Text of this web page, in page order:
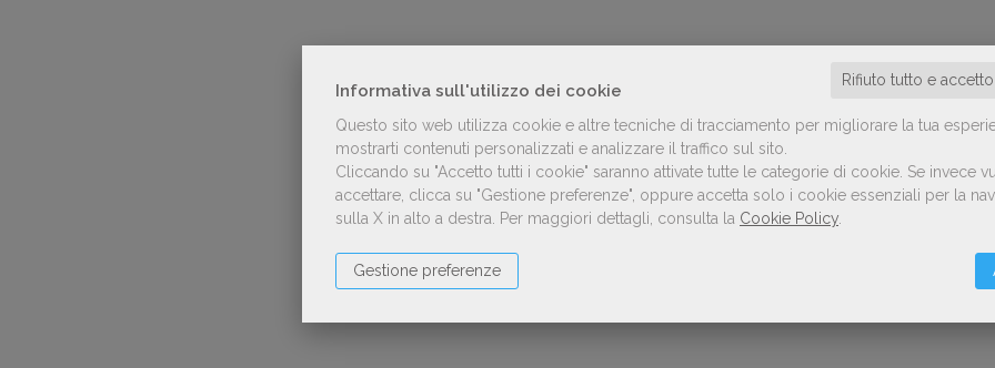
Informativa sull'utilizzo dei cookie
Rifiuto tutto e
Questo sito web utilizza cookie e altre tecniche di tracciamento per migliorare la tua
mostrarti contenuti personalizzati e analizzare il traffico sul sito.
Cliccando su "Accetto tutti i cookie" saranno attivate tutte le categorie di cookie. Se invece
accettare, clicca su "Gestione preferenze", oppure accetta solo i cookie essenziali per la
sulla X in alto a destra. Per maggiori dettagli, consulta la Cookie Policy
Gestione preferenze